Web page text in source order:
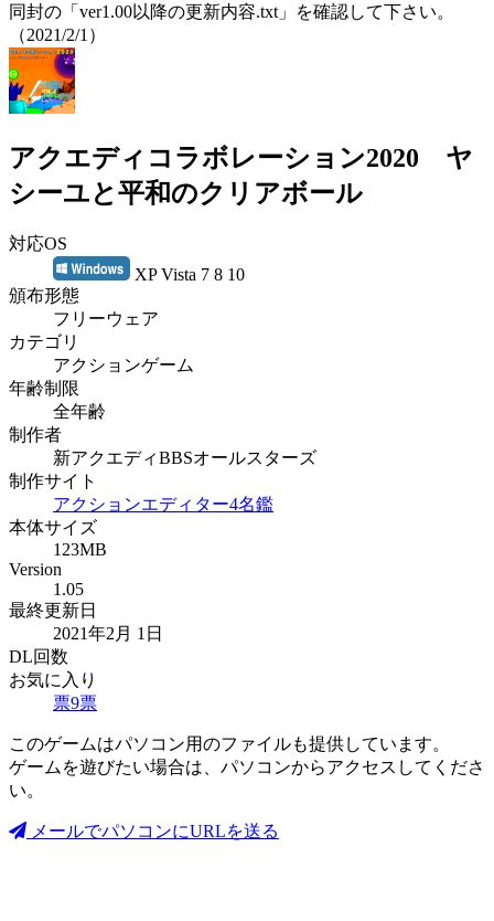
同封の「ver1.00以降の更新内容.txt」を確認して下さい。
（2021/2/1）
アクエディコラボレーション2020 ヤ
シーユと平和のクリアボール
対応OS
XP Vista 7 8 10
頒布形態
フリーウェア
カテゴリ
アクションゲーム
年齢制限
全年齢
制作者
新アクエディBBSオールスターズ
制作サイト
アクションエディター4名鑑
本体サイズ
123MB
Version
1.05
最終更新日
2021年2月 1日
DL回数
お気に入り
票9票
このゲームはパソコン用のファイルも提供しています。
ゲームを遊びたい場合は、パソコンからアクセスしてくださ
い。
メールでパソコンにURLを送る